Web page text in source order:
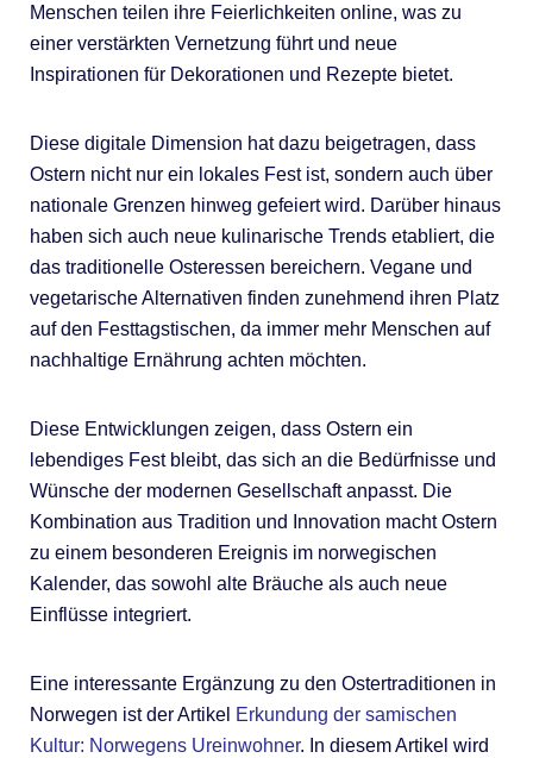
Menschen teilen ihre Feierlichkeiten online, was zu
einer verstärkten Vernetzung führt und neue
Inspirationen für Dekorationen und Rezepte bietet.
Diese digitale Dimension hat dazu beigetragen, dass
Ostern nicht nur ein lokales Fest ist, sondern auch über
nationale Grenzen hinweg gefeiert wird. Darüber hinaus
haben sich auch neue kulinarische Trends etabliert, die
das traditionelle Osteressen bereichern. Vegane und
vegetarische Alternativen finden zunehmend ihren Platz
auf den Festtagstischen, da immer mehr Menschen auf
nachhaltige Ernährung achten möchten.
Diese Entwicklungen zeigen, dass Ostern ein
lebendiges Fest bleibt, das sich an die Bedürfnisse und
Wünsche der modernen Gesellschaft anpasst. Die
Kombination aus Tradition und Innovation macht Ostern
zu einem besonderen Ereignis im norwegischen
Kalender, das sowohl alte Bräuche als auch neue
Einflüsse integriert.
Eine interessante Ergänzung zu den Ostertraditionen in
Norwegen ist der Artikel Erkundung der samischen
Kultur: Norwegens Ureinwohner. In diesem Artikel wird